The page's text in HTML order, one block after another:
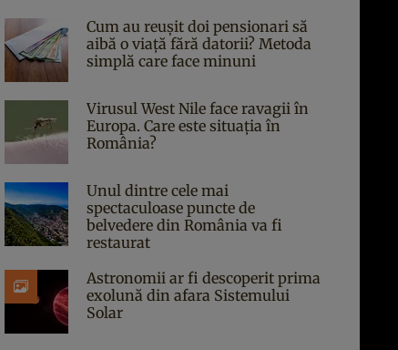
Cum au reușit doi pensionari să
aibă o viață fără datorii? Metoda
simplă care face minuni
Virusul West Nile face ravagii în
Europa. Care este situația în
România?
Unul dintre cele mai
spectaculoase puncte de
belvedere din România va fi
restaurat
Astronomii ar fi descoperit prima
exolună din afara Sistemului
Solar